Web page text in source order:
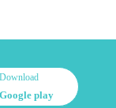
Download
Google play